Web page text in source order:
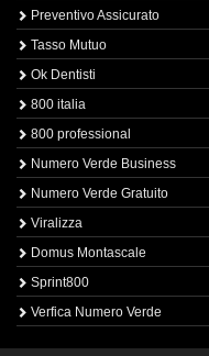
Preventivo Assicurato
Tasso Mutuo
Ok Dentisti
800 italia
800 professional
Numero Verde Business
Numero Verde Gratuito
Viralizza
Domus Montascale
Sprint800
Verfica Numero Verde